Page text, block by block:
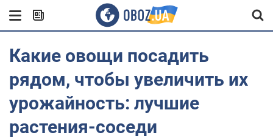
Какие овощи посадить
рядом, чтобы увеличить их
урожайность: лучшие
растения-соседи